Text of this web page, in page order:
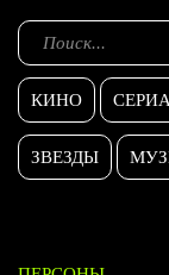
КИНО
ЗВЕЗДЫ